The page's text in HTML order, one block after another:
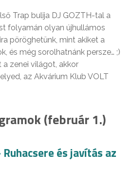
Trap bulija DJ GOZTH-tal a
folyamán olyan újhullámos
pöröghetünk, mint akiket a
és még sorolhatnánk persze… ;)
a zenei világot, akkor
az Akvárium Klub VOLT
(február 1.)
és javítás az